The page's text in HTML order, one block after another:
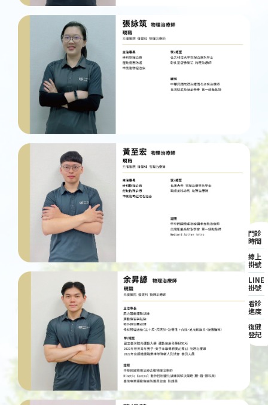
門診
時間
線上
掛號
LINE
掛號
看診
進度
復健
登記